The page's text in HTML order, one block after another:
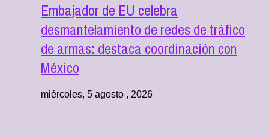
Embajador de EU celebra
desmantelamiento de redes de tráfico
de armas: destaca coordinación con
México
miércoles, 5 agosto , 2026